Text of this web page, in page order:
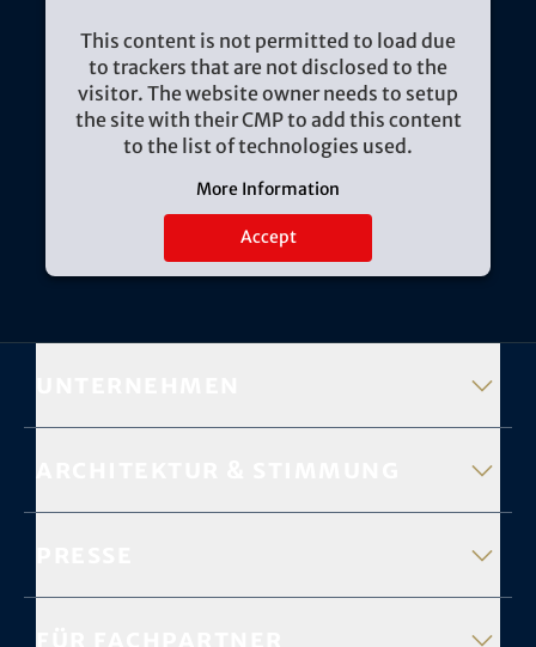
This content is not permitted to load due
to trackers that are not disclosed to the
visitor. The website owner needs to setup
the site with their CMP to add this content
to the list of technologies used.
More Information
Accept